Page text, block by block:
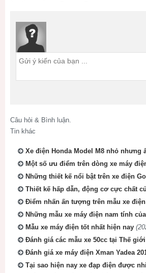
Câu hỏi & Bình luận.
Tin khác
Xe điện Honda Model M8 nhỏ nhưng
Một số ưu điểm trên dòng xe máy
Những thiết kế nổi bật trên xe điện
Thiết kế hấp dẫn, động cơ cực chất
Điểm nhấn ấn tượng trên mẫu xe điện
Những mẫu xe máy điện nam tính
Mẫu xe máy điện tốt nhất hiện nay
Đánh giá các mẫu xe 50cc tại Thế
Đánh giá xe máy điện Xman Yadea
Tại sao hiện nay xe đạp điện được